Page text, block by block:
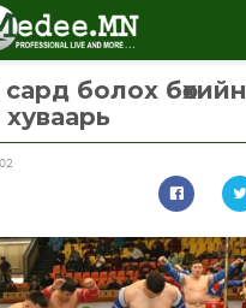
болох бөхийн